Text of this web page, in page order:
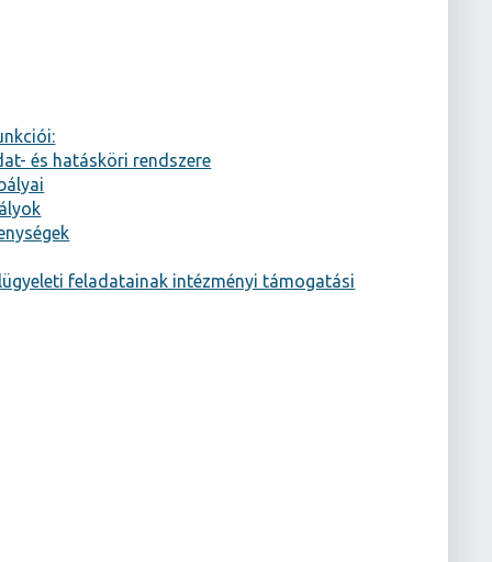
és hatásköri rendszere
feladatainak intézményi támogatási